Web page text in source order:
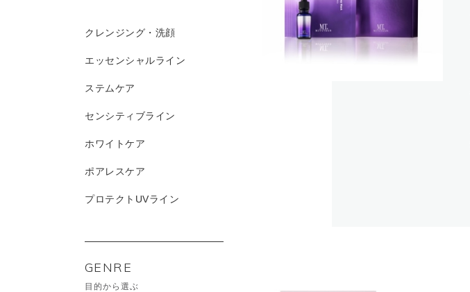
クレンジング・洗顔
エッセンシャルライン
ステムケア
センシティブライン
ホワイトケア
ポアレスケア
プロテクトUVライン
GENRE
目的から選ぶ